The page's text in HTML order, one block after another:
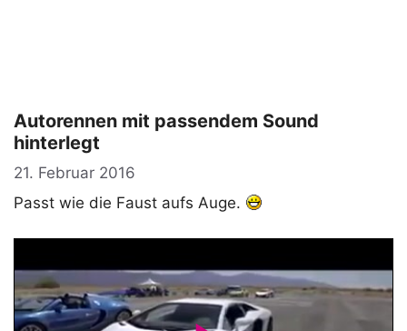
Autorennen mit passendem Sound
hinterlegt
21. Februar 2016
Passt wie die Faust aufs Auge.